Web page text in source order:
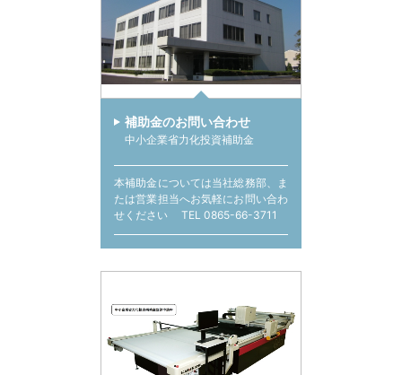
補助金のお問い合わせ
中小企業省力化投資補助金
本補助金については当社総務部、ま
たは営業担当へお気軽にお問い合わ
せください TEL 0865-66-3711